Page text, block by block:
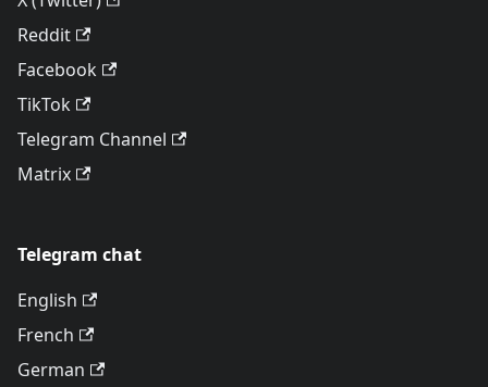
Reddit
Facebook
TikTok
Telegram Channel
Matrix
Telegram chat
English
French
German